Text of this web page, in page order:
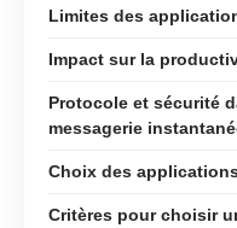
Limites des
Impact sur la
Protocole et sécurité
messagerie
Choix des
Critères pour choisir